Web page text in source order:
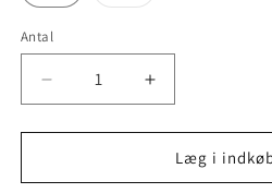
Antal
Reducer
antallet
for
-
Øg
antallet
for
Larvik
-
Læg i